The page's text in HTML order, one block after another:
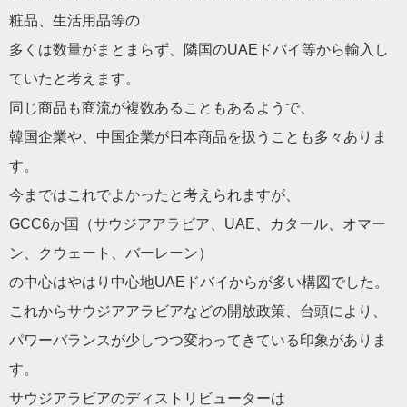
粧品、生活用品等の
多くは数量がまとまらず、隣国のUAEドバイ等から輸入し
ていた と考えます。
同じ商品も商流が複数あることもあるようで、
韓国企業や、中国企業が日本商品を扱うことも多々ありま
す。
今まではこれでよかったと考えられますが、
GCC6か国（サウジアアラビア、UAE、カタール、オマー
ン、
クウェート、バーレーン）
の中心はやはり中心地UAEドバイからが多い構図でした。
これからサウジアアラビアなどの開放政策、台頭により、
パワーバランスが少しつつ変わってきている印象がありま
す。
サウジアラビアのディストリビューターは